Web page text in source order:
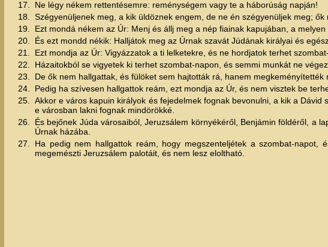
17.
Ne légy nékem rettentésemre: reménységem vagy te a háborúság napján!
18.
Szégyenüljenek meg, a kik üldöznek engem, de ne én szégyenüljek meg;
19.
Ezt mondá nékem az Úr: Menj és állj meg a nép fiainak kapujában, a
20.
És ezt mondd nékik: Halljátok meg az Úrnak szavát Júdának királyai és
21.
Ezt mondja az Úr: Vigyázzatok a ti lelketekre, és ne hordjatok terhet
22.
Házaitokból se vigyetek ki terhet szombat-napon, és semmi munkát ne
23.
De ők nem hallgattak, és fülöket sem hajtották rá, hanem
24.
Pedig ha szívesen hallgattok reám, ezt mondja az Úr, és nem visztek be
25.
Akkor e város kapuin királyok és fejedelmek fognak bevonulni, a kik a
e városban lakni fognak mindörökké.
26.
És bejőnek Júda városaiból, Jeruzsálem környékéről, Benjámin földéről, a
Úrnak házába.
27.
Ha pedig nem hallgattok reám, hogy megszenteljétek a szombat-
megemészti Jeruzsálem palotáit, és nem lesz eloltható.